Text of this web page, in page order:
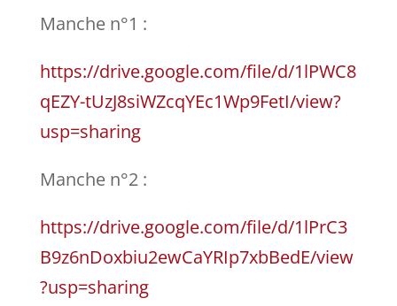
Manche n°1 :
https://drive.google.com/file/d/1lPWC8
qEZY-tUzJ8siWZcqYEc1Wp9FetI/view?
usp=sharing
Manche n°2 :
https://drive.google.com/file/d/1lPrC3
B9z6nDoxbiu2ewCaYRIp7xbBedE/view
?usp=sharing